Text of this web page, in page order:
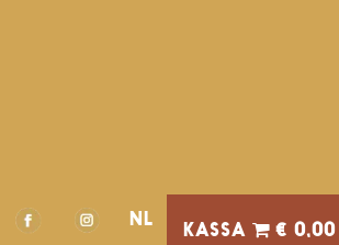
NL € 0,00